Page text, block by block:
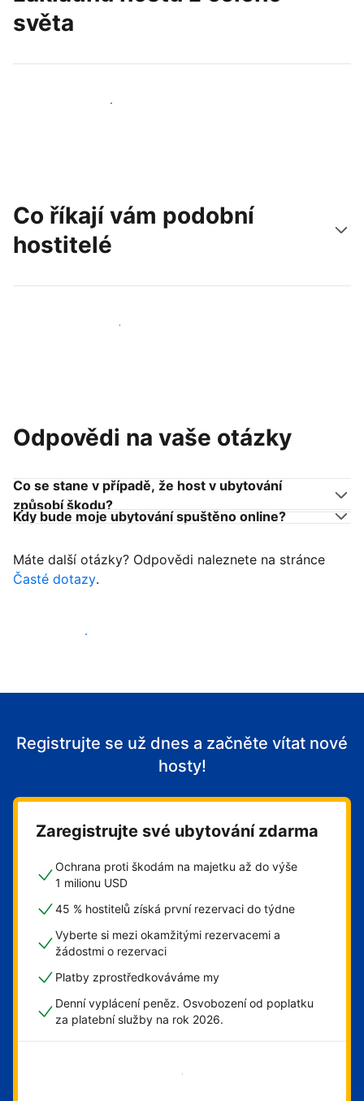
světa
Oslovit nové hosty už dnes
Co říkají vám podobní
hostitelé
Připojit se k dalším hostitelům
Odpovědi na vaše otázky
Co se stane v případě, že host v ubytování
způsobí škodu?
Kdy bude moje ubytování spuštěno online?
Máte další otázky? Odpovědi naleznete na stránce
Časté dotazy.
Začít přijímat hosty
Registrujte se už dnes a začněte vítat nové
hosty!
Zaregistrujte své ubytování zdarma
Ochrana proti škodám na majetku až do výše
1 milionu USD
45 % hostitelů získá první rezervaci do týdne
Vyberte si mezi okamžitými rezervacemi a
žádostmi o rezervaci
Platby zprostředkováváme my
Denní vyplácení peněz. Osvobození od poplatku
za platební služby na rok 2026.
Začít hned